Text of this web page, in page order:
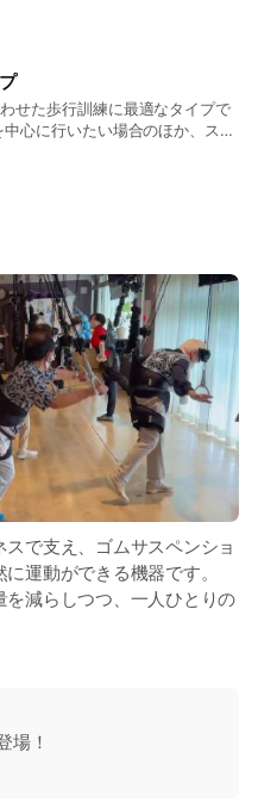
せた歩行訓練に最適なタイプで
心に行いたい場合のほか、スト
で支え、ゴムサスペンショ
運動ができる機器です。
減らしつつ、一人ひとりの
場！